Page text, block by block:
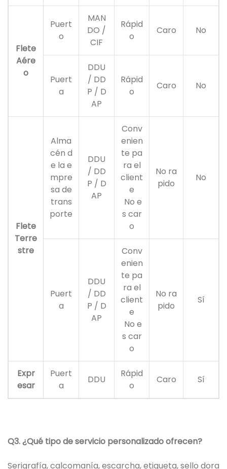
Flete
Aére
o
Puert
o
MAN
DO /
CIF
Rápid
o
Caro No
Puert
a
DDU
/ DD
P / D
AP
Rápid
o
Caro No
Flete
Terre
stre
Alma
cén d
e la e
mpre
sa de
trans
porte
DDU
/ DD
P / D
AP
Conv
enien
te pa
ra el
client
e
No e
s car
o
No ra
pido
No
Puert
a
DDU
/ DD
P / D
AP
Conv
enien
te pa
ra el
client
e
No e
s car
o
No ra
pido
Sí
Expr
esar
Puert
a
DDU
Rápid
o
Caro Sí
Q3. ¿Qué tipo de servicio personalizado ofrecen?
Serigrafía, calcomanía, escarcha, etiqueta, sello dora